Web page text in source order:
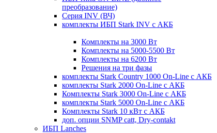
преобразование)
Серия INV (ВЧ)
комплекты ИБП Stark INV с АКБ
Комплекты на 3000 Вт
Комплекты на 5000-5500 Вт
Комплекты на 6200 Вт
Решения на три фазы
комплекты Stark Country 1000 On-Line с АКБ
комплекты Stark 2000 On-Line с АКБ
Комплекты Stark 3000 On-Line с АКБ
комплекты Stark 5000 On-Line с АКБ
Комплекты Stark 10 кВт с АКБ
доп. опции SNMP catt, Dry-contakt
ИБП Lanches